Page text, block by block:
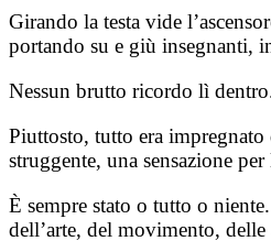
Girando la testa vide
portando su e giù insegnanti,
Nessun brutto ricordo lì
Piuttosto, tutto era impregnato
struggente, una sensazione per
È sempre stato o tutto o
dell’arte, del movimento,